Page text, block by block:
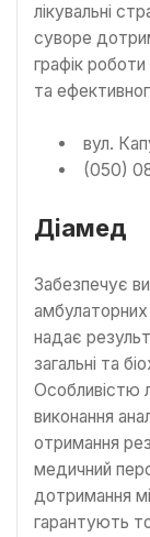
лікувальні
суворе
графік
та
вул.
(050)
Діамед
Забезпечує
надає
загальні та
Особливістю
виконання
отримання
медичний
дотримання
гарантують